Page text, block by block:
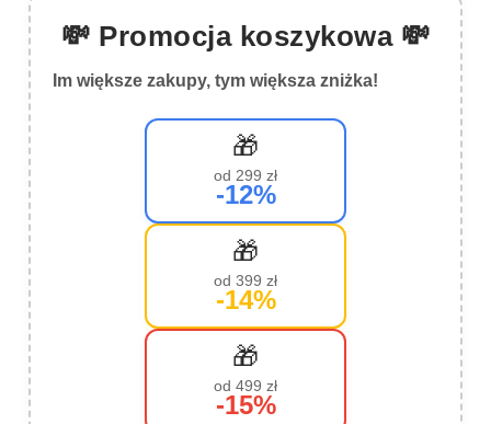
💸 Promocja koszykowa 💸
Im większe zakupy, tym większa zniżka!
🎁
od 299 zł
-12%
🎁
od 399 zł
-14%
🎁
od 499 zł
-15%